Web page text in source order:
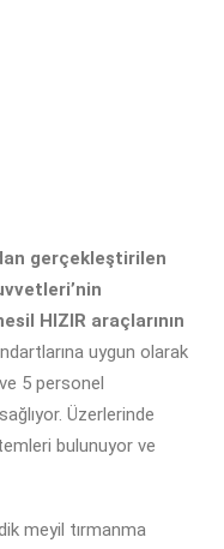
gerçekleştirilen
HIZIR araçlarının
uygun olarak
5 personel
Üzerlerinde
bulunuyor ve
meyil tırmanma